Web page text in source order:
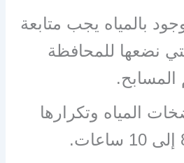
بالمياه يجب متابعة
نضعها للمحافظة
المسابح.
المياه وتكرارها